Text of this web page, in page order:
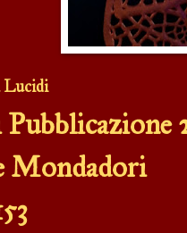
Lucidi
Mondadori